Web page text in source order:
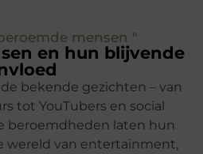
mensen "
en hun blijvende
bekende gezichten – van
tot YouTubers en social
beroemdheden laten hun
wereld van entertainment,